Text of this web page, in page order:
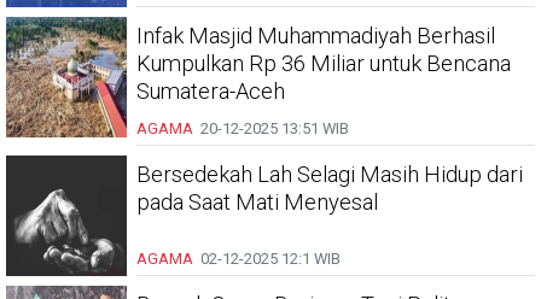
Infak Masjid Muhammadiyah Berhasil
Kumpulkan Rp 36 Miliar untuk Bencana
Sumatera-Aceh
AGAMA 20-12-2025 13:51 WIB
Bersedekah Lah Selagi Masih Hidup dari
pada Saat Mati Menyesal
AGAMA 02-12-2025 12:1 WIB